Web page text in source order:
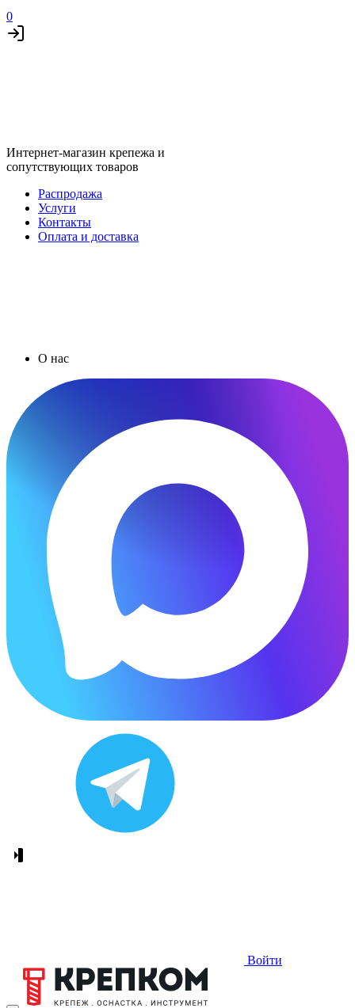
0
Интернет-магазин крепежа и
сопутствующих товаров
Распродажа
Услуги
Контакты
Оплата и доставка
О нас
Войти